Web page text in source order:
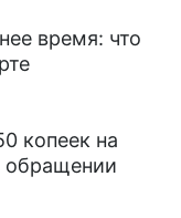
время: что
копеек на
обращении